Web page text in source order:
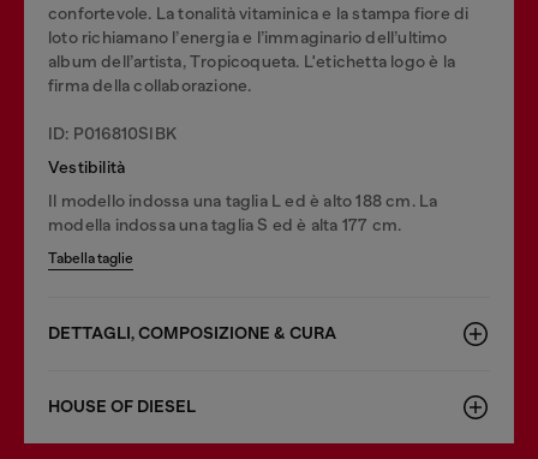
confortevole. La tonalità vitaminica e la stampa fiore di
loto richiamano l’energia e l’immaginario dell’ultimo
album dell’artista, Tropicoqueta. L'etichetta logo è la
firma della collaborazione.
ID: P016810SIBK
Vestibilità
Il modello indossa una taglia L ed è alto 188 cm. La
modella indossa una taglia S ed è alta 177 cm.
Tabella taglie
DETTAGLI, COMPOSIZIONE & CURA
HOUSE OF DIESEL